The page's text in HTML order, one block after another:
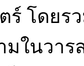
ร์ โดยร
ในวา